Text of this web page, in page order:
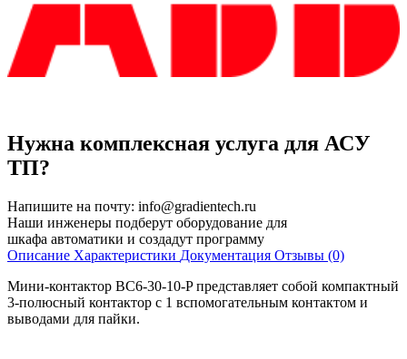
Нужна комплексная услуга для АСУ
ТП?
Напишите на почту: info@gradientech.ru
Наши инженеры подберут оборудование для
шкафа автоматики и создадут программу
Описание Характеристики Документация Отзывы (0)
Мини-контактор BC6-30-10-P представляет собой компактный
3-полюсный контактор с 1 вспомогательным контактом и
выводами для пайки.